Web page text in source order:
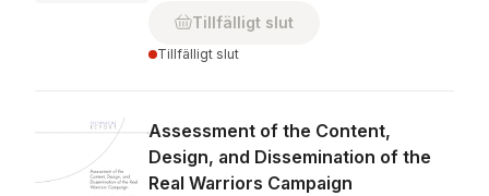
Tillfälligt slut
Tillfälligt slut
Assessment of the Content,
Design, and Dissemination of the
Real Warriors Campaign